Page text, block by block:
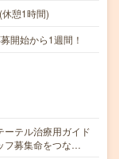
憩1時間)
開始から1週間！
ーテル治療用ガイド
フ募集命をつな…